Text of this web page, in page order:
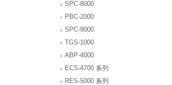
SPC-8000
PBC-2000
SPC-9000
TGS-1000
ABP-4000
ECS-4700 系列
RES-5000 系列